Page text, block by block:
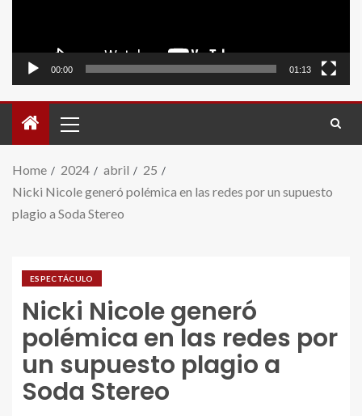
00:00 01:13
Home 2024 abril
25
Nicki Nicole generó polémica en las redes por un supuesto
plagio a Soda Stereo
ESPECTÁCULO
Nicki Nicole generó
polémica en las redes por
un supuesto plagio a
Soda Stereo